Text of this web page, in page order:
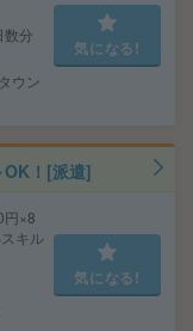
数分
ウン
気になる!
OK！[派遣]
×8
キル
気になる!